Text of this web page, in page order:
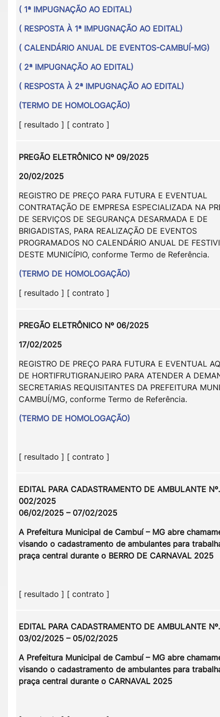
( 1ª IMPUGNAÇÃO AO EDITAL)
( RESPOSTA À 1ª IMPUGNAÇÃO AO EDITAL)
( CALENDÁRIO ANUAL DE EVENTOS-CAMBUÍ-MG)
( 2ª IMPUGNAÇÃO AO EDITAL)
( RESPOSTA À 2ª IMPUGNAÇÃO AO EDITAL)
(TERMO DE HOMOLOGAÇÃO)
[ resultado ] [ contrato ]
PREGÃO ELETRÔNICO Nº 09/2025
20/02/2025
REGISTRO DE PREÇO PARA FUTURA E EVENTUAL
CONTRATAÇÃO DE EMPRESA ESPECIALIZADA NA
DE SERVIÇOS DE SEGURANÇA DESARMADA E DE
BRIGADISTAS, PARA REALIZAÇÃO DE EVENTOS
PROGRAMADOS NO CALENDÁRIO ANUAL DE
DESTE MUNICÍPIO, conforme Termo de Referência.
(TERMO DE HOMOLOGAÇÃO)
[ resultado ] [ contrato ]
PREGÃO ELETRÔNICO Nº 06/2025
17/02/2025
REGISTRO DE PREÇO PARA FUTURA E EVENTUAL
DE HORTIFRUTIGRANJEIRO PARA ATENDER A
SECRETARIAS REQUISITANTES DA PREFEITURA
CAMBUÍ/MG, conforme Termo de Referência.
(TERMO DE HOMOLOGAÇÃO)
[ resultado ] [ contrato ]
EDITAL PARA CADASTRAMENTO DE AMBULANTE Nº.
002/2025
06/02/2025 – 07/02/2025
A Prefeitura Municipal de Cambuí – MG abre
visando o cadastramento de ambulantes para
praça central durante o BERRO DE CARNAVAL 2025
[ resultado ] [ contrato ]
EDITAL PARA CADASTRAMENTO DE AMBULANTE
03/02/2025 – 05/02/2025
A Prefeitura Municipal de Cambuí – MG abre
visando o cadastramento de ambulantes para
praça central durante o CARNAVAL 2025